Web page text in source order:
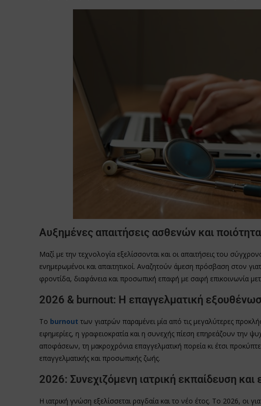
Αυξημένες απαιτήσεις ασθενών και
Μαζί με την τεχνολογία εξελίσσονται και οι απαιτήσεις του
ενημερωμένοι και απαιτητικοί. Αναζητούν άμεση πρόσβαση στον
φροντίδα, διαφάνεια και προσωπική επαφή με σαφή επικοινωνία
2026 & burnout: Η επαγγελματική
Το burnout των γιατρών παραμένει μία από τις μεγαλύτερες
εφημερίες, η γραφειοκρατία και η συνεχής πίεση επηρεάζουν την
αποφάσεων, τη μακροχρόνια επαγγελματική πορεία κι έτσι
επαγγελματικής και προσωπικής ζωής.
2026: Συνεχιζόμενη ιατρική εκπαίδευση και
Η ιατρική γνώση εξελίσσεται ραγδαία και το νέο έτος. Το 2026, οι